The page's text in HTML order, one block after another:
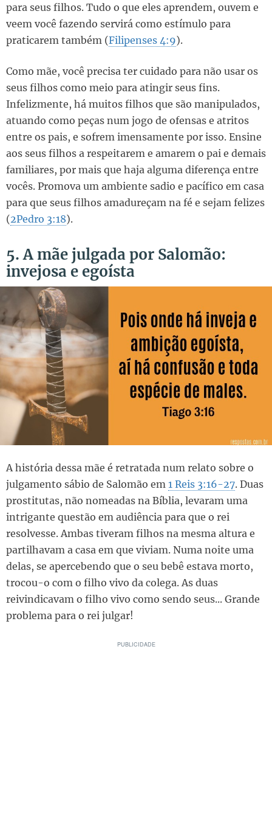
para seus filhos. Tudo o que eles aprendem, ouvem e
veem você fazendo servirá como estímulo para
praticarem também (Filipenses 4:9).
Como mãe, você precisa ter cuidado para não usar os
seus filhos como meio para atingir seus fins.
Infelizmente, há muitos filhos que são manipulados,
atuando como peças num jogo de ofensas e atritos
entre os pais, e sofrem imensamente por isso. Ensine
aos seus filhos a respeitarem e amarem o pai e demais
familiares, por mais que haja alguma diferença entre
vocês. Promova um ambiente sadio e pacífico em casa
para que seus filhos amadureçam na fé e sejam felizes
(2Pedro 3:18).
5. A mãe julgada por Salomão:
invejosa e egoísta
A história dessa mãe é retratada num relato sobre o
julgamento sábio de Salomão em 1 Reis 3:16-27. Duas
prostitutas, não nomeadas na Bíblia, levaram uma
intrigante questão em audiência para que o rei
resolvesse. Ambas tiveram filhos na mesma altura e
partilhavam a casa em que viviam. Numa noite uma
delas, se apercebendo que o seu bebê estava morto,
trocou-o com o filho vivo da colega. As duas
reivindicavam o filho vivo como sendo seus... Grande
problema para o rei julgar!